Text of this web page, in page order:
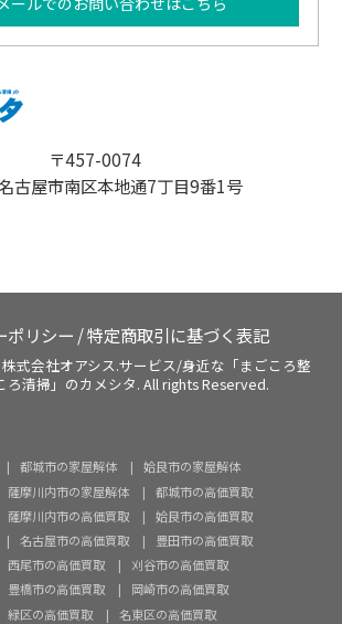
〒457-0074
古屋市南区本地通7丁目9番1号
ポリシー /特定商取引に基づく表記
式会社オアシス.サービス/身近な「まごころ整
ろ清掃」のカメシタ. All rights Reserved.
都城市の家屋解体
姶良市の家屋解体
薩摩川内市の家屋解体
都城市の高価買取
薩摩川内市の高価買取
姶良市の高価買取
名古屋市の高価買取
豊田市の高価買取
西尾市の高価買取
刈谷市の高価買取
豊橋市の高価買取
岡崎市の高価買取
緑区の高価買取
名東区の高価買取